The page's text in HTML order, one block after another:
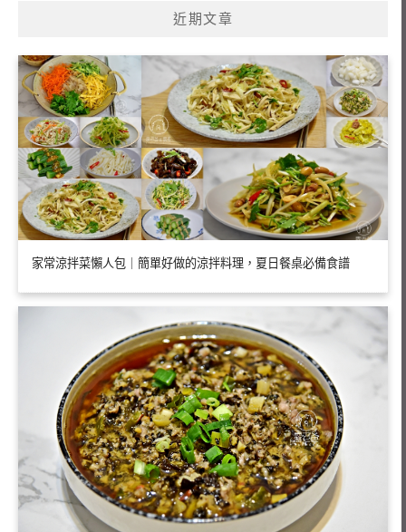
近期文章
家常涼拌菜懶人包｜簡單好做的涼拌料理，夏日餐桌必備食譜